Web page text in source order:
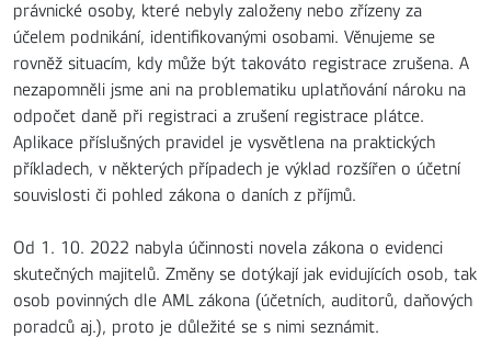
právnické osoby, které nebyly založeny nebo zřízeny za
účelem podnikání, identifikovanými osobami. Věnujeme se
rovněž situacím, kdy může být takováto registrace zrušena. A
nezapomněli jsme ani na problematiku uplatňování nároku na
odpočet daně při registraci a zrušení registrace plátce.
Aplikace příslušných pravidel je vysvětlena na praktických
příkladech, v některých případech je výklad rozšířen o účetní
souvislosti či pohled zákona o daních z příjmů.
Od 1. 10. 2022 nabyla účinnosti novela zákona o evidenci
skutečných majitelů. Změny se dotýkají jak evidujících osob, tak
osob povinných dle AML zákona (účetních, auditorů, daňových
poradců aj.), proto je důležité se s nimi seznámit.